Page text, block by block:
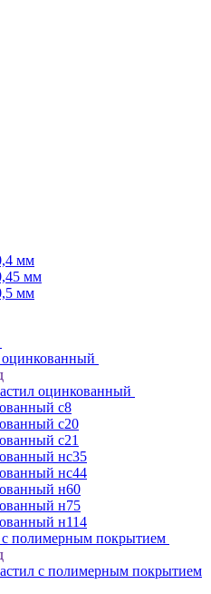
мм
мм
мм
оцинкованный
с8
с20
с21
нс35
нс44
н60
н75
н114
полимерным покрытием
с полимерным покрытием